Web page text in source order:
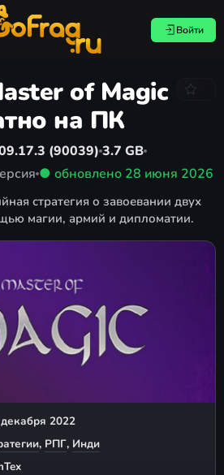
Войти
of Magic
на ПК
(90039) 3.7 GB
● обновлено 28 июня 2026
стратегия о завоевании двух
магии, армий и дипломатии.
2022
, РПГ, Инди